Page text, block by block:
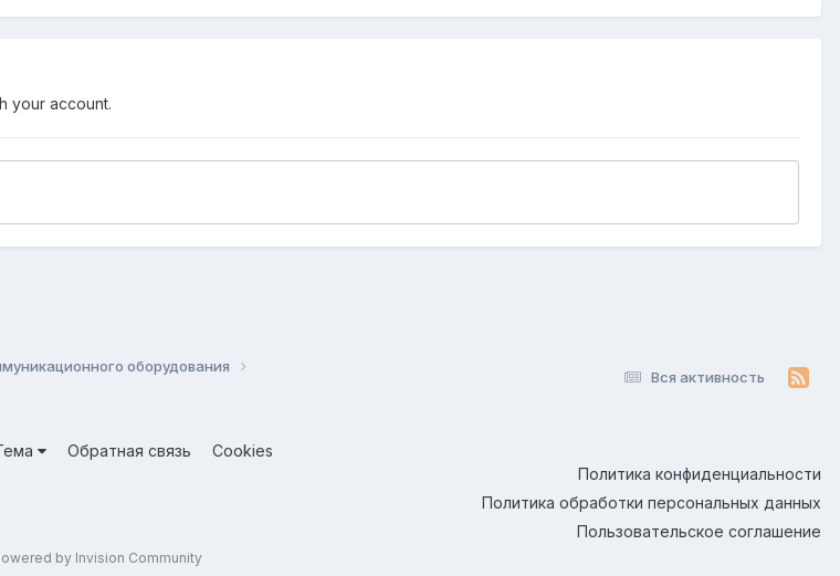
your account.
Вся активность
оборудования
Обратная связь
Cookies
Политика конфиденциальности
Политика обработки персональных данных
Пользовательское соглашение
by Invision Community